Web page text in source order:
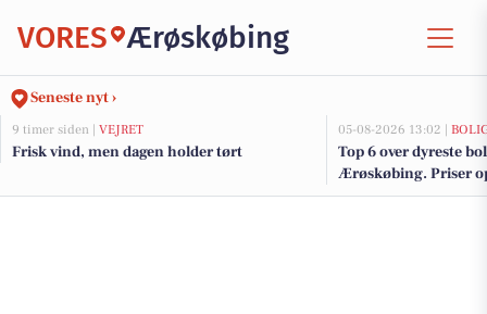
VORES Ærøskøbing
Seneste nyt ›
9 timer siden | VEJRET
Frisk vind, men dagen holder tørt
05-08-2026 13:02 |
Top 6 over dyreste
Ærøskøbing. Priser